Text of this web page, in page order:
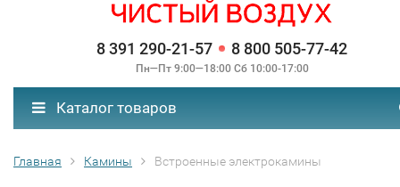
8 391 290-21-57 8 800 505-77-42
Пн—Пт 9:00—18:00 Сб 10:00-17:00
Каталог товаров
Главная Камины Встроенные электрокамины